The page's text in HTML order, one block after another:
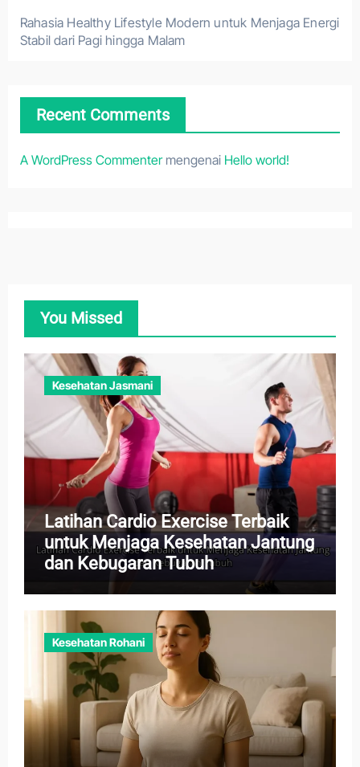
Rahasia Healthy Lifestyle Modern untuk Menjaga Energi
Stabil dari Pagi hingga Malam
Recent Comments
A WordPress Commentermengenai Hello world!
You Missed
Kesehatan Jasmani
Latihan Cardio Exercise Terbaik
untuk Menjaga Kesehatan Jantung
dan Kebugaran Tubuh
Kesehatan Rohani